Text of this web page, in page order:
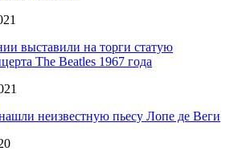
выставили на торги статую
The Beatles 1967 года
неизвестную пьесу Лопе де Веги